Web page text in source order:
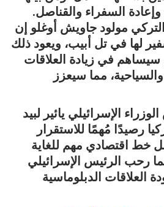
وإعادة السفراء والقناصل.
مولود جاويش أوغلو إن
لها في تل أبيب، ويعود ذلك
سيساهم في زيادة العلاقات
والسياحية، مما سيعزز
الإسرائيلي يائير لبيد
رصيدًا مُهمًا للاستقرار
خط اقتصادي مهم للغاية
رحب الرئيس الإسرائيلي
العلاقات الدبلوماسية